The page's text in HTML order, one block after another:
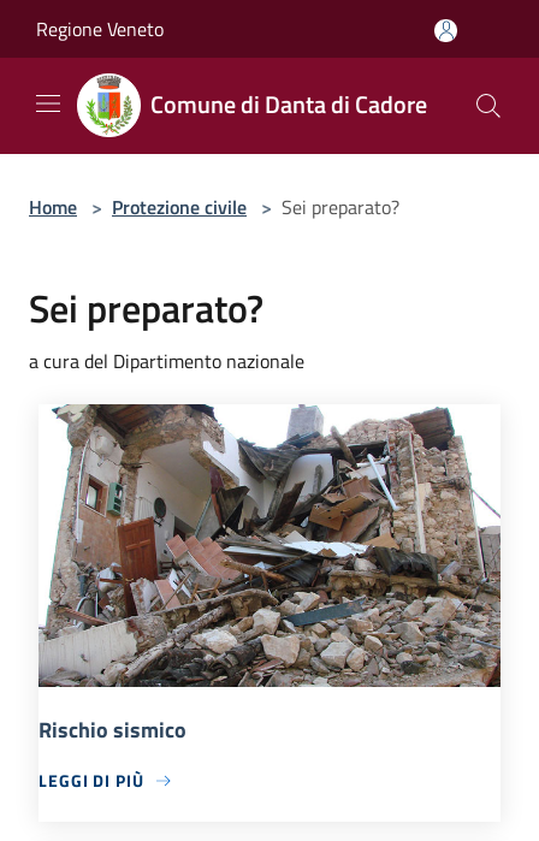
Regione Veneto
Comune di Danta di Cadore
Home > Protezione civile > Sei preparato?
Sei preparato?
a cura del Dipartimento nazionale
Rischio sismico
LEGGI DI PIÙ